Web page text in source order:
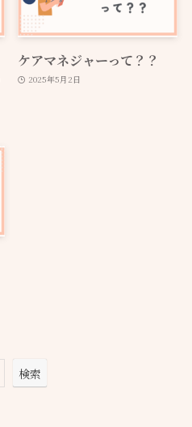
ケアマネジャーって？？
2025年5月2日
検索